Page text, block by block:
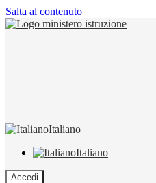
Salta al contenuto
Italiano
Italiano
Accedi